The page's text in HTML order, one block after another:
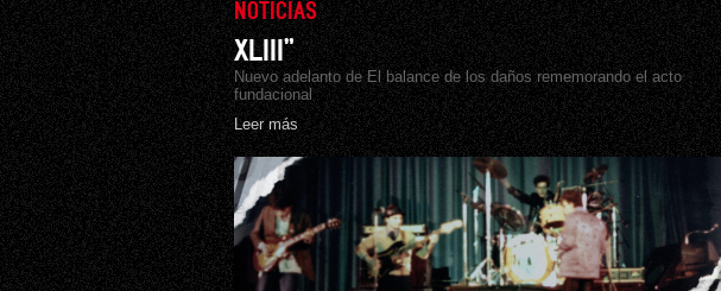
NOTICIAS
XLIII”
Nuevo adelanto de El balance de los daños rememorando el acto
fundacional
Leer más